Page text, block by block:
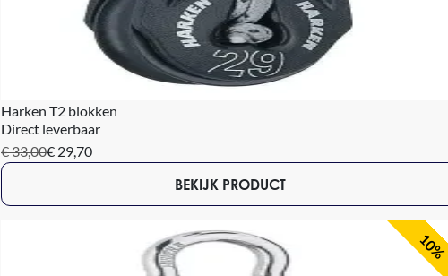
Harken T2 blokken
Direct leverbaar
€ 33,00€ 29,70
BEKIJK PRODUCT
10%